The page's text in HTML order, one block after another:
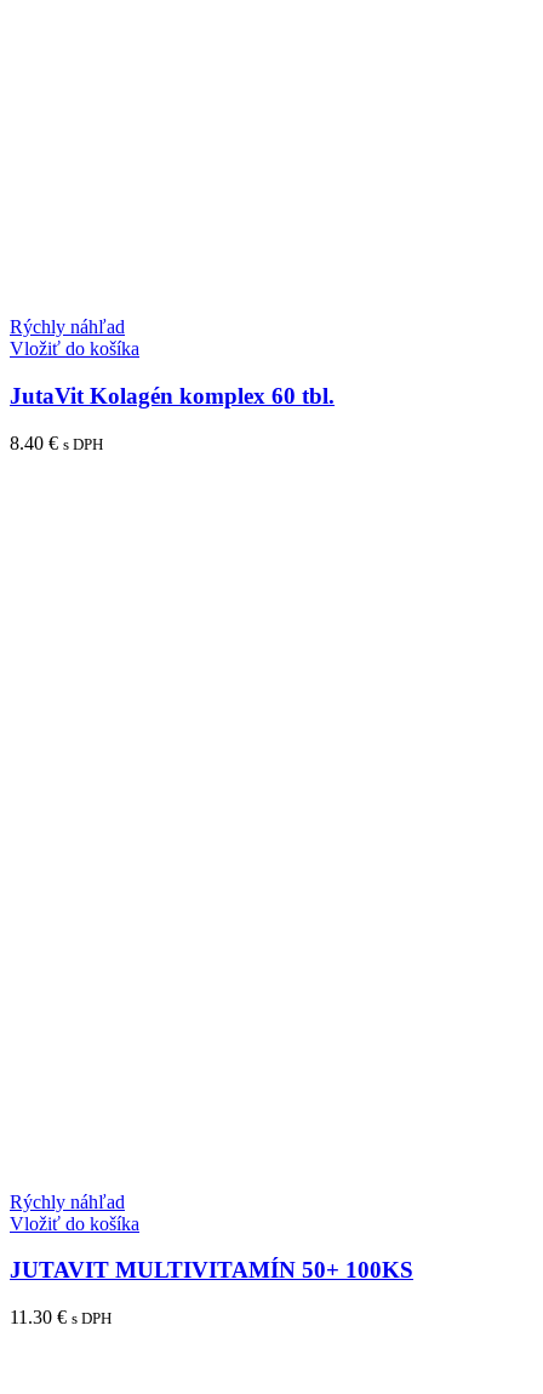
Rýchly náhľad
Vložiť do košíka
JutaVit Kolagén komplex 60 tbl.
8.40 € s DPH
Rýchly náhľad
Vložiť do košíka
JUTAVIT MULTIVITAMÍN 50+ 100KS
11.30 € s DPH